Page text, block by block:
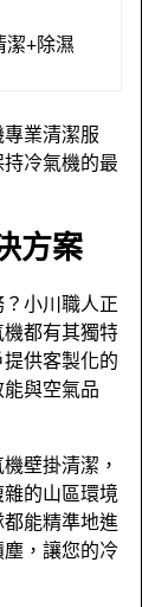
潔+除濕
業清潔服
冷氣機的最
方案
小川職人正
都有其獨特
供客製化的
與空氣品
壁掛清潔，
的山區環境
能精準地進
，讓您的冷